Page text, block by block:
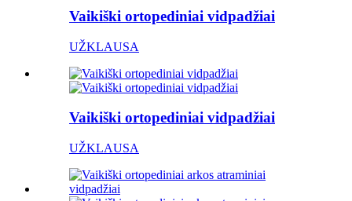
Vaikiški ortopediniai vidpadžiai
UŽKLAUSA
Vaikiški ortopediniai vidpadžiai
UŽKLAUSA